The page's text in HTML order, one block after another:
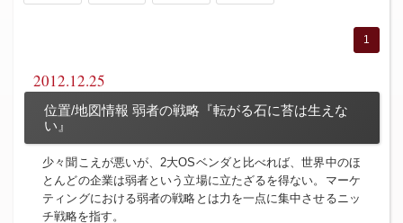
1
2012.12.25
位置/地図情報 弱者の戦略『転がる石に苔は生えな
い』
少々聞こえが悪いが、2大OSベンダと比べれば、世界中のほ
とんどの企業は弱者という立場に立たざるを得ない。マーケ
ティングにおける弱者の戦略とは力を一点に集中させるニッ
チ戦略を指す。